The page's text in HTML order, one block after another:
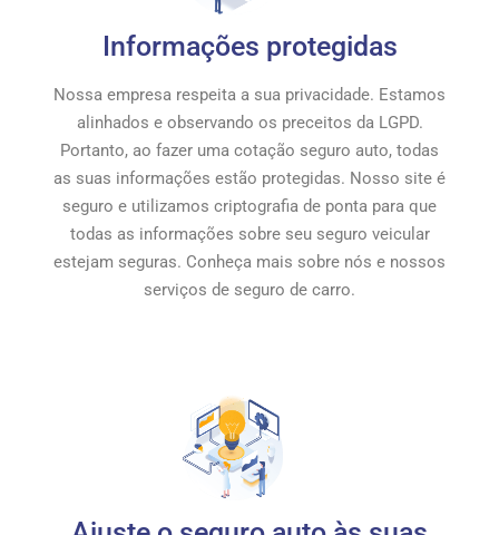
Informações protegidas
Nossa empresa respeita a sua privacidade. Estamos
alinhados e observando os preceitos da LGPD.
Portanto, ao fazer uma cotação seguro auto, todas
as suas informações estão protegidas. Nosso site é
seguro e utilizamos criptografia de ponta para que
todas as informações sobre seu seguro veicular
estejam seguras. Conheça mais sobre nós e nossos
serviços de seguro de carro.